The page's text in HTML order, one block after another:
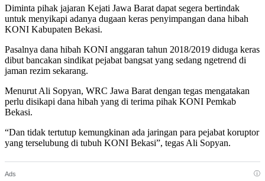
Diminta pihak jajaran Kejati Jawa Barat dapat segera bertindak
untuk menyikapi adanya dugaan keras penyimpangan dana hibah
KONI Kabupaten Bekasi.
Pasalnya dana hibah KONI anggaran tahun 2018/2019 diduga keras
dibut bancakan sindikat pejabat bangsat yang sedang ngetrend di
jaman rezim sekarang.
Menurut Ali Sopyan, WRC Jawa Barat dengan tegas mengatakan
perlu disikapi dana hibah yang di terima pihak KONI Pemkab
Bekasi.
“Dan tidak tertutup kemungkinan ada jaringan para pejabat koruptor
yang terselubung di tubuh KONI Bekasi”, tegas Ali Sopyan.
Ads ⓘ